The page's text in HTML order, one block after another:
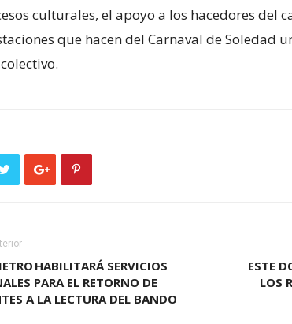
culturales, el apoyo a los hacedores del
que hacen del Carnaval de Soledad
HABILITARÁ SERVICIOS
PARA EL RETORNO DE
A LA LECTURA DEL BANDO
ESTE
LOS